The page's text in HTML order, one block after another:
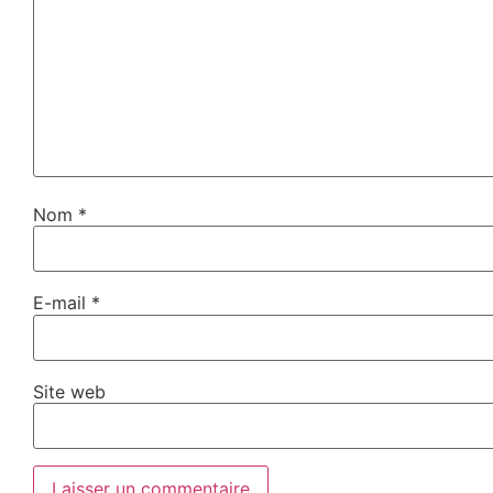
Nom *
E-mail *
Site web